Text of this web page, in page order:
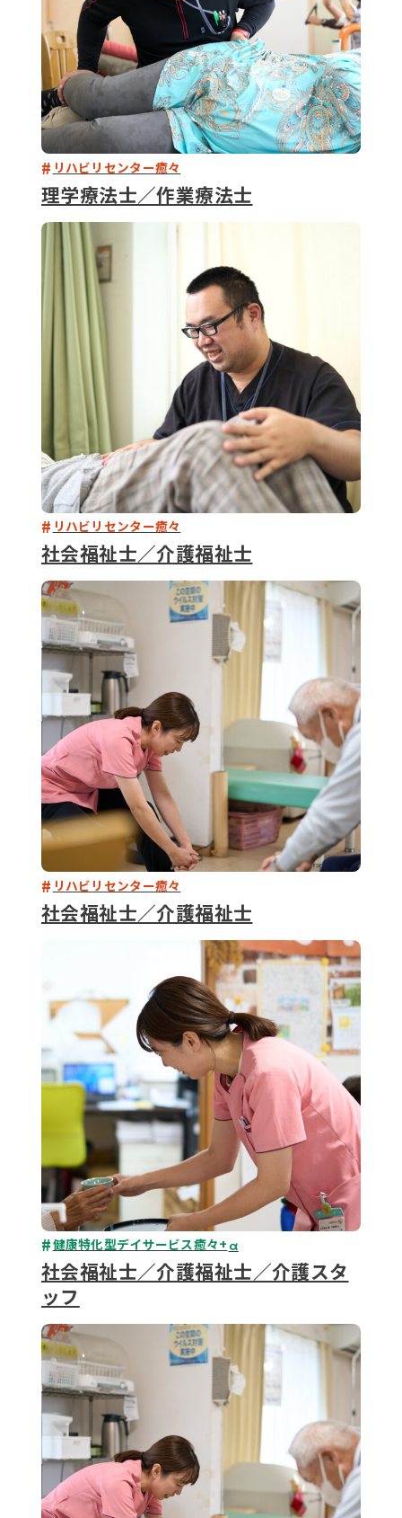
リハビリセンター癒々
理学療法士／作業療法士
リハビリセンター癒々
社会福祉士／介護福祉士
リハビリセンター癒々
社会福祉士／介護福祉士
健康特化型デイサービス癒々+α
社会福祉士／介護福祉士／介護スタ
ッフ